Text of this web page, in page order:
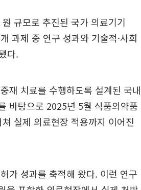
규모로 추진된 국가 의료기기
과제 중 연구 성과와 기술적·사회
다.
재 치료를 수행하도록 설계된 국내
바탕으로 2025년 5월 식품의약품
실제 의료현장 적용까지 이어진
가 성과를 축적해 왔다. 이런 연구